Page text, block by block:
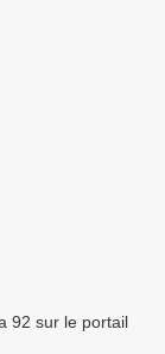
92 sur le portail